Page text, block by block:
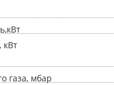
кВт
газа, мбар